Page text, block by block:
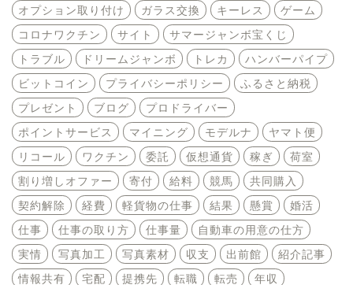
オプション取り付け
ガラス交換 キーレス
ゲーム
コロナワクチン
サイト
サマージャンボ宝くじ
トラブル
ドリームジャンボ トレカ
ハンバーパイプ
ビットコイン
プライバシーポリシー
ふるさと納税
プレゼント
ブログ
プロドライバー
ポイントサービス
マイニング モデルナ
ヤマト便
リコール
ワクチン 委託 仮想通貨 稼ぎ
荷室
割り増しオファー
寄付 給料 競馬
共同購入
契約解除
経費 軽貨物の仕事 結果 懸賞
婚活
仕事
仕事の取り方 仕事量
自動車の用意の仕方
実情
写真加工 写真素材 収支 出前館
紹介記事
情報共有
宅配 提携先 転職 転売
年収